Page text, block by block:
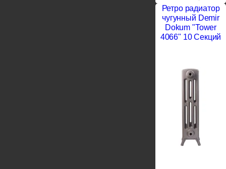
Ретро радиатор
чугунный Demir
Dokum "Tower
4066" 10 Секций